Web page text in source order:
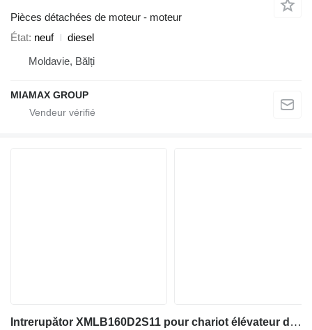
Pièces détachées de moteur - moteur
État neuf
diesel
Moldavie, Bălți
MIAMAX GROUP
Intrerupător XMLB160D2S11 pour chariot élévateur diesel